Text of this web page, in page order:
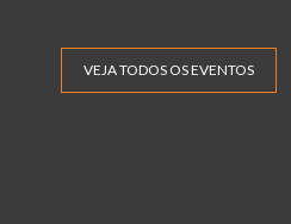
VEJA TODOS OS EVENTOS